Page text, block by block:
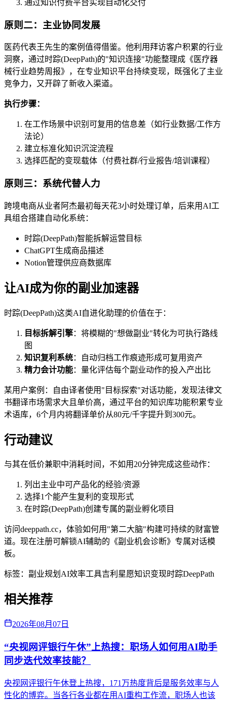
通过知识付费平台实现自动化交付
原则二：主业协同发展
医药代表王先生的案例值得借鉴。他利用拜访客户积累的行业
洞察，通过时踪(DeepPath)的"知识连接"功能整理成《医疗器
械行业趋势周报》，在专业知识平台持续变现，既强化了主业
竞争力，又开辟了新收入渠道。
执行步骤：
在工作场景中识别可复用的信息差（如行业数据/工作方
法论）
建立标准化知识沉淀流程
选择匹配的变现载体（付费社群/行业报告/培训课程）
原则三：系统代替人力
跨境电商从业者阿杰最初每天花3小时处理订单，后来用AI工
具组合搭建自动化系统：
时踪(DeepPath)智能拆解运营目标
ChatGPT生成商品描述
Notion管理供应商数据库
让AI成为你的副业加速器
时踪(DeepPath)这类AI自进化助理的价值在于：
目标拆解引擎：将模糊的"想做副业"转化为可执行路线
图
知识复利系统：自动归档工作痕迹形成可复用资产
精力会计功能：量化评估每个副业动作的投入产出比
某用户案例：自由译者使用"目标探索"对话功能，发现法律文
书翻译市场需求大且单价高，通过平台的知识库功能积累专业
术语库，6个月内将翻译单价从80元/千字提升到300元。
行动建议
与其在低价兼职中消耗时间，不如用20分钟完成这些动作：
列出主业中可产品化的经验/资源
选择1个能产生复利的变现形式
在时踪(DeepPath)创建专属的副业孵化项目
访问deeppath.cc，体验如何用"第二大脑"构建可持续的财富管
道。现在注册可解锁AI辅助的《副业机会诊断》专属对话模
板。
标签： 副业规划 AI效率工具吉利星愿知识变现时踪DeepPath
相关推荐
2026年08月07日
“央视网评银行午休”上热搜：职场人如何用AI助手
同步迭代效率技能？
央视网评银行午休登上热搜，171万热度背后是服务效率与人
性化的博弈。当各行各业都在用AI重构工作流，职场人也该